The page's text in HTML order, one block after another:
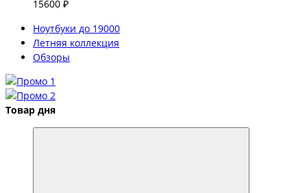
15600 ₽
Ноутбуки до 19000
Летняя коллекция
Обзоры
Товар дня